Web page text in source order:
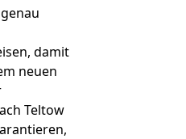
damit
neuen
Teltow